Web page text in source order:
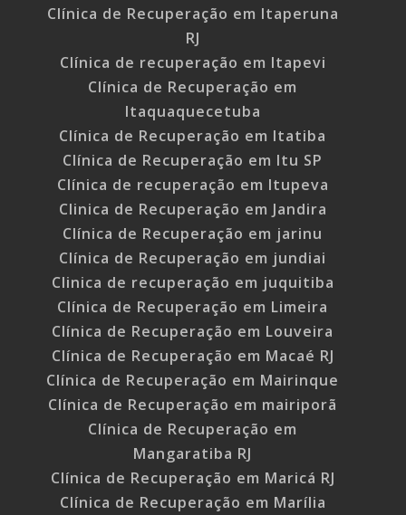
Clínica de Recuperação em Itaperuna
RJ
Clínica de recuperação em Itapevi
Clínica de Recuperação em
Itaquaquecetuba
Clínica de Recuperação em Itatiba
Clínica de Recuperação em Itu SP
Clínica de recuperação em Itupeva
Clinica de Recuperação em Jandira
Clínica de Recuperação em jarinu
Clínica de Recuperação em jundiai
Clinica de recuperação em juquitiba
Clínica de Recuperação em Limeira
Clínica de Recuperação em Louveira
Clínica de Recuperação em Macaé RJ
Clínica de Recuperação em Mairinque
Clínica de Recuperação em mairiporã
Clínica de Recuperação em
Mangaratiba RJ
Clínica de Recuperação em Maricá RJ
Clínica de Recuperação em Marília